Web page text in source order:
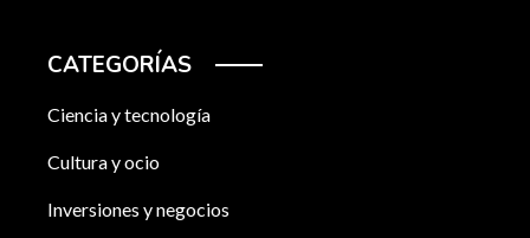
CATEGORÍAS
Ciencia y tecnología
Cultura y ocio
Inversiones y negocios